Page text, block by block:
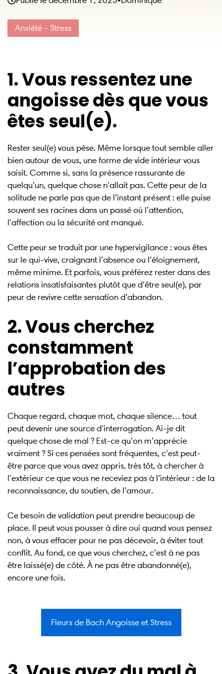
Anxiété - Stress
1. Vous ressentez une
angoisse dès que vous
êtes seul(e).
Rester seul(e) vous pèse. Même lorsque tout semble aller
bien autour de vous, une forme de vide intérieur vous
saisit. Comme si, sans la présence rassurante de
quelqu’un, quelque chose n’allait pas. Cette peur de la
solitude ne parle pas que de l’instant présent : elle puise
souvent ses racines dans un passé où l’attention,
l’affection ou la sécurité ont manqué.
Cette peur se traduit par une hypervigilance : vous êtes
sur le qui-vive, craignant l’absence ou l’éloignement,
même minime. Et parfois, vous préférez rester dans des
relations insatisfaisantes plutôt que d’être seul(e), par
peur de revivre cette sensation d’abandon.
2. Vous cherchez
constamment
l’approbation des
autres
Chaque regard, chaque mot, chaque silence… tout
peut devenir une source d’interrogation. Ai-je dit
quelque chose de mal ? Est-ce qu’on m’apprécie
vraiment ? Si ces pensées sont fréquentes, c’est peut-
être parce que vous avez appris, très tôt, à chercher à
l’extérieur ce que vous ne receviez pas à l’intérieur : de la
reconnaissance, du soutien, de l’amour.
Ce besoin de validation peut prendre beaucoup de
place. Il peut vous pousser à dire oui quand vous pensez
non, à vous effacer pour ne pas décevoir, à éviter tout
conflit. Au fond, ce que vous cherchez, c’est à ne pas
être laissé(e) de côté. À ne pas être abandonné(e),
encore une fois.
Fleurs de Bach Angoisse et Stress